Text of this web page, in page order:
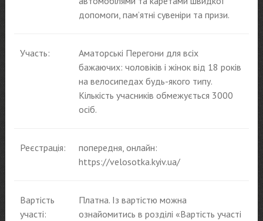
допомоги, пам’ятні сувеніри та призи.
Участь:
Аматорські Перегони для всіх
бажаючих: чоловіків і жінок від 18 років
на велосипедах будь-якого типу.
Кількість учасників обмежується 3000
осіб.
Реєстрація:
попередня, онлайн:
https://velosotka.kyiv.ua/
Вартість
участі:
Платна. Із вартістю можна
ознайомитись в розділі «Вартість участі